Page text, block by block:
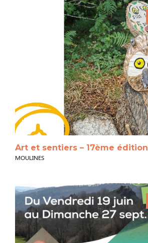
Art et sentiers – 17ème édition
MOULINES